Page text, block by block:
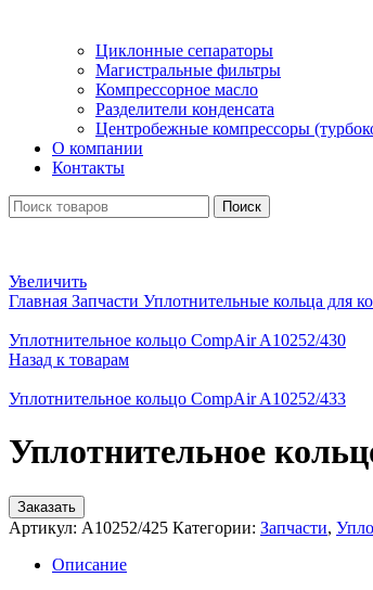
Циклонные сепараторы
Магистральные фильтры
Компрессорное масло
Разделители конденсата
Центробежные компрессоры
О компании
Контакты
Поиск
Увеличить
Главная Запчасти Уплотнительные кольца для
Уплотнительное кольцо CompAir A10252/430
Назад к товарам
Уплотнительное кольцо CompAir A10252/433
Уплотнительное
Заказать
Артикул: A10252/425 Категории: Запчасти,
Описание